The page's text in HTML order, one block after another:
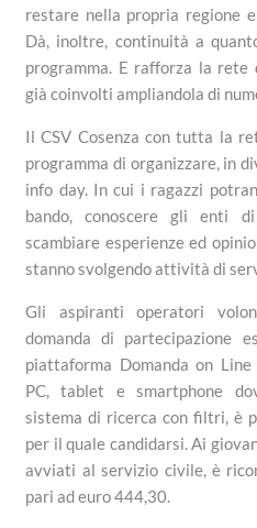
restare nella propria regione
Dà, inoltre, continuità a
programma. E rafforza la
già coinvolti ampliandola di
Il CSV Cosenza con tutta la
programma di organizzare, in
info day. In cui i ragazzi
bando, conoscere gli enti
scambiare esperienze ed
stanno svolgendo attività di
Gli aspiranti operatori
domanda di partecipazione
piattaforma Domanda on
PC, tablet e smartphone
sistema di ricerca con filtri, è
per il quale candidarsi. Ai
avviati al servizio civile, è
pari ad euro 444,30.